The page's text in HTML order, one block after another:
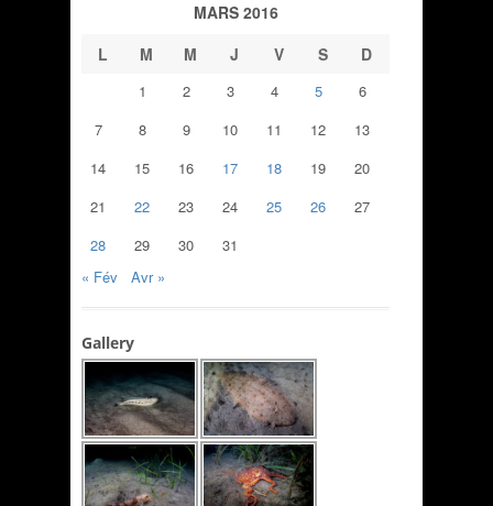
MARS 2016
L
M M J V S D
1 2 3 4 5
6
7
8 9 10 11 12
13
14
15 16 17 18 19
20
21
22 23 24 25 26
27
28
29 30
31
« Fév
Avr »
Gallery